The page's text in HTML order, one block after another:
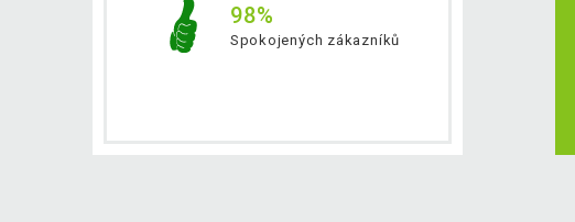
98%
Spokojených zákazníků